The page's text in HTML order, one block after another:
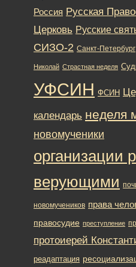
Россия Русская
Церковь Русские
СИЗО-2 Санкт-Петербург
Николай Страстная неделя
УФСИН ФСИН
календарь неделя
новомученики
организации
верующими
новомучеников права
правосудие преступление
протоиерей
реадаптация